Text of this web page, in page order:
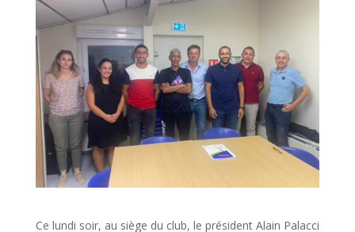
Ce lundi soir, au siège du club, le président Alain Palacci